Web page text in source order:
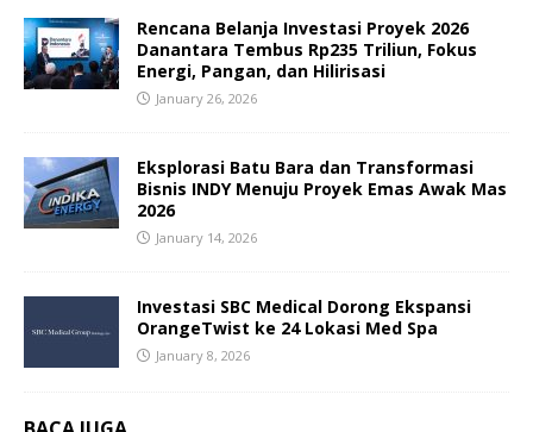
Rencana Belanja Investasi Proyek 2026
Danantara Tembus Rp235 Triliun, Fokus
Energi, Pangan, dan Hilirisasi
January 26, 2026
Eksplorasi Batu Bara dan Transformasi
Bisnis INDY Menuju Proyek Emas Awak Mas
2026
January 14, 2026
Investasi SBC Medical Dorong Ekspansi
OrangeTwist ke 24 Lokasi Med Spa
January 8, 2026